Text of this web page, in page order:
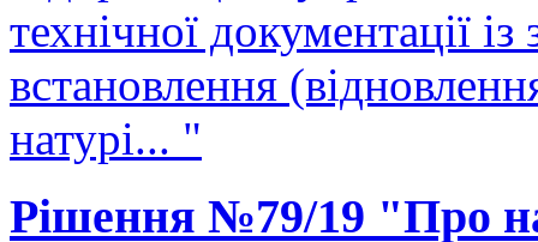
технічної документації
встановлення
натурі... "
Рішення №79/19 "Про